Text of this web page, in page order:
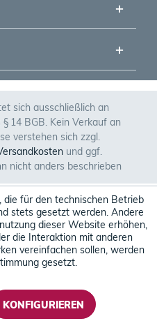
sich ausschließlich an
14 BGB. Kein Verkauf an
verstehen sich zzgl.
und ggf.
nicht anders beschrieben
für den technischen Betrieb
stets gesetzt werden. Andere
dieser Website erhöhen,
die Interaktion mit anderen
vereinfachen sollen, werden
gesetzt.
KONFIGURIEREN